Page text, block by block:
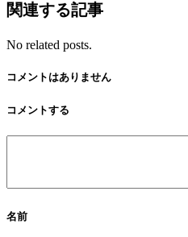
関連する記事
No related posts.
コメントはありません
コメントする
名前